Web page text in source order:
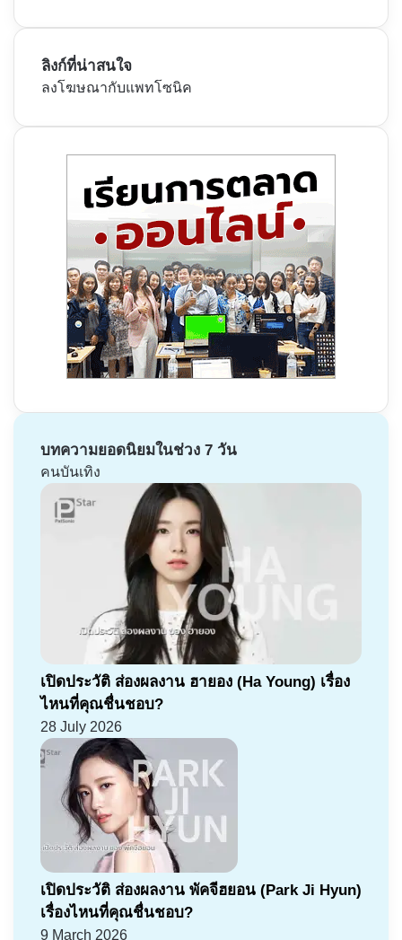
ลิงก์ที่น่าสนใจ
ลงโฆษณากับแพทโซนิค
บทความยอดนิยมในช่วง 7 วัน
คนบันเทิง
เปิดประวัติ ส่องผลงาน ฮายอง (Ha Young) เรื่อง
ไหนที่คุณชื่นชอบ?
28 July 2026
เปิดประวัติ ส่องผลงาน พัคจีฮยอน (Park Ji Hyun)
เรื่องไหนที่คุณชื่นชอบ?
9 March 2026